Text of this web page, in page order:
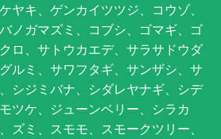
ヤキ、ゲンカイツツジ、コウゾ、
ノガマズミ、コブシ、ゴマギ、ゴ
ロ、サトウカエデ、サラサドウダ
ルミ、サワフタギ、サンザシ、サ
シジミバナ、シダレヤナギ、シデ
ツケ、ジューンベリー、シラカ
ズミ、スモモ、スモークツリー、